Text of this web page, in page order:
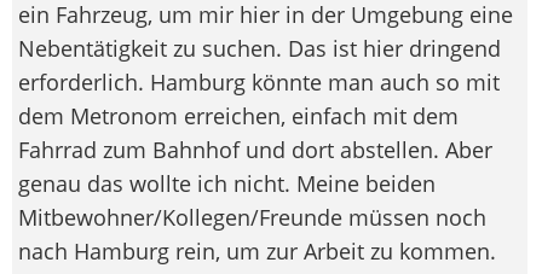
ein Fahrzeug, um mir hier in der Umgebung eine
Nebentätigkeit zu suchen. Das ist hier dringend
erforderlich. Hamburg könnte man auch so mit
dem Metronom erreichen, einfach mit dem
Fahrrad zum Bahnhof und dort abstellen. Aber
genau das wollte ich nicht. Meine beiden
Mitbewohner/Kollegen/Freunde müssen noch
nach Hamburg rein, um zur Arbeit zu kommen.